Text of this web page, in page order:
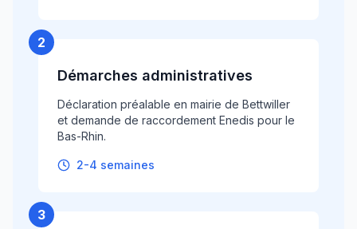
2
Démarches administratives
Déclaration préalable en mairie de Bettwiller
et demande de raccordement Enedis pour le
Bas-Rhin.
2-4 semaines
3